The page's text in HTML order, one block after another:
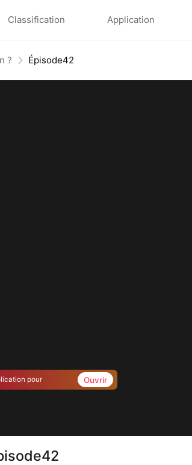
Classification Application
? Épisode42
pour Ouvrir